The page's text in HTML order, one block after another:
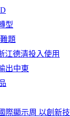
型
題
江德清投入使用
出中東
際顯示周 以創新